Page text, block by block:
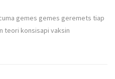
gemes gemes geremets tiap
teori konsisapi vaksin